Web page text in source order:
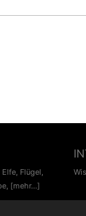
Elfe, Flügel,
, [mehr...]